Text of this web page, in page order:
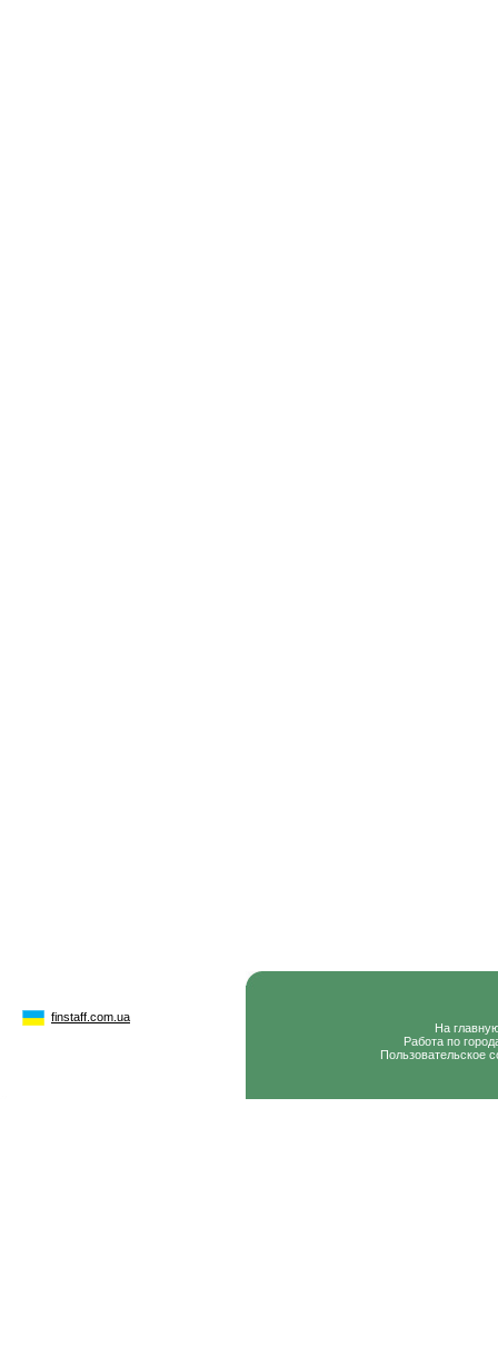
finstaff.com.ua
На
Работа по
Пользовательское